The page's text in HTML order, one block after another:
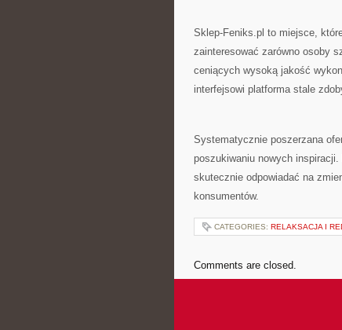
Sklep-Feniks.pl to miejsce,
zainteresować zarówno osoby
ceniących wysoką jakość
interfejsowi platforma stale
Systematycznie poszerzana
poszukiwaniu nowych
skutecznie odpowiadać na
konsumentów.
CATEGORIES: RELAKSACJA I
Comments are closed.